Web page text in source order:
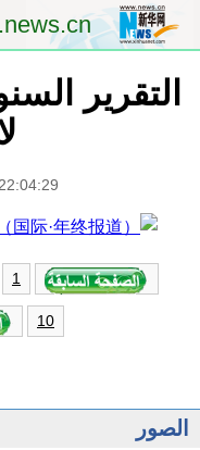
السياحة والبيئة
التقرير
1
10
الصور